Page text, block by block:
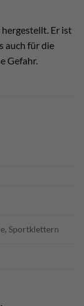
Er ist
auch für die
Gefahr.
Sportklettern